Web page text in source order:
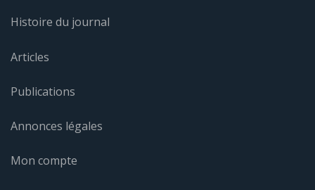
Histoire du journal
Articles
Publications
Annonces légales
Mon compte